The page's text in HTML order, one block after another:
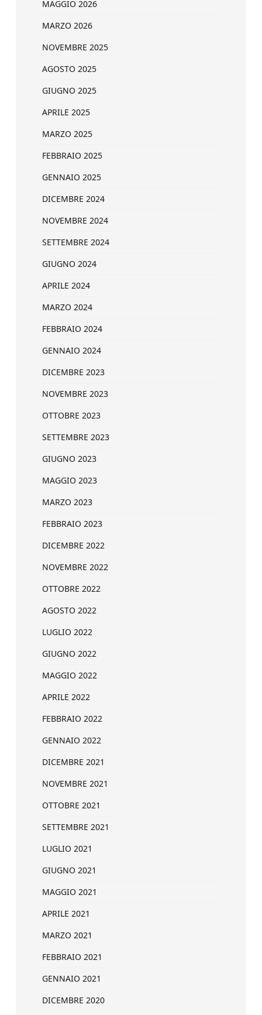
MAGGIO 2026
MARZO 2026
NOVEMBRE 2025
AGOSTO 2025
GIUGNO 2025
APRILE 2025
MARZO 2025
FEBBRAIO 2025
GENNAIO 2025
DICEMBRE 2024
NOVEMBRE 2024
SETTEMBRE 2024
GIUGNO 2024
APRILE 2024
MARZO 2024
FEBBRAIO 2024
GENNAIO 2024
DICEMBRE 2023
NOVEMBRE 2023
OTTOBRE 2023
SETTEMBRE 2023
GIUGNO 2023
MAGGIO 2023
MARZO 2023
FEBBRAIO 2023
DICEMBRE 2022
NOVEMBRE 2022
OTTOBRE 2022
AGOSTO 2022
LUGLIO 2022
GIUGNO 2022
MAGGIO 2022
APRILE 2022
FEBBRAIO 2022
GENNAIO 2022
DICEMBRE 2021
NOVEMBRE 2021
OTTOBRE 2021
SETTEMBRE 2021
LUGLIO 2021
GIUGNO 2021
MAGGIO 2021
APRILE 2021
MARZO 2021
FEBBRAIO 2021
GENNAIO 2021
DICEMBRE 2020